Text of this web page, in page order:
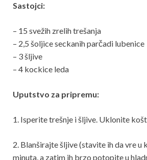
Sastojci:
– 15 svežih zrelih trešanja
– 2,5 šoljice seckanih parčadi lubenice
– 3 šljive
– 4 kockice leda
Uputstvo za pripremu:
1. Isperite trešnje i šljive. Uklonite
2. Blanširajte šljive (stavite ih da vre u
minuta, a zatim ih brzo potopite u